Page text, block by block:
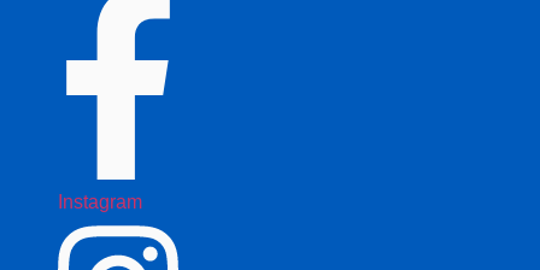
Instagram